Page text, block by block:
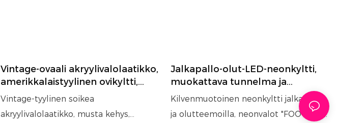
Vintage-ovaali akryylivalolaatikko,
amerikkalaistyylinen ovikyltti,
muokattavissa oleva valokoriste
Vintage-tyylinen soikea
akryylivalolaatikko, musta kehys,
Jalkapallo-olut-LED-neonkyltti,
muokattava tunnelma ja
valokuvakoriste urheilubaareihin
Kilvenmuotoinen neonkyltti jalkapallo-
ja olutteemoilla, neonvalot "FOOTBALL"